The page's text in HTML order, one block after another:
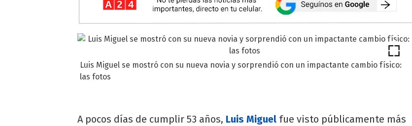
Luis Miguel se mostró con su nueva novia y sorprendió con un impactante cambio físico:
las fotos
A pocos días de cumplir 53 años, Luis Miguel fue visto públicamente más